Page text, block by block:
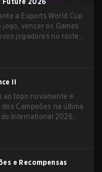
a Esports World Cup
vencer os Games
jogadores no roster
II
ao topo novamente e
Campeões na última
International 2026
e Recompensas